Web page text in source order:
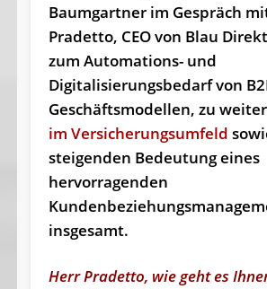
Baumgartner im Gespräch
Pradetto, CEO von Blau
zum Automations- und
Digitalisierungsbedarf von
Geschäftsmodellen, zu
im Versicherungsumfeld
steigenden Bedeutung eines
hervorragenden
insgesamt.
Herr Pradetto, wie geht es